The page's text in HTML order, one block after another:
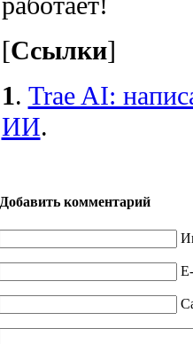
[Ссылки]
1. Trae AI:
ИИ.
Добавить комментарий